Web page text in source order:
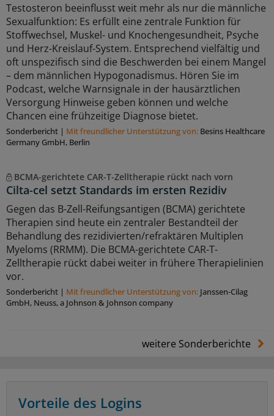
Testosteron beeinflusst weit mehr als nur die männliche
Sexualfunktion: Es erfüllt eine zentrale Funktion für
Stoffwechsel, Muskel- und Knochengesundheit, Psyche
und Herz-Kreislauf-System. Entsprechend vielfältig und
oft unspezifisch sind die Beschwerden bei einem Mangel
– dem männlichen Hypogonadismus. Hören Sie im
Podcast, welche Warnsignale in der hausärztlichen
Versorgung Hinweise geben können und welche
Chancen eine frühzeitige Diagnose bietet.
Sonderbericht | Mit freundlicher Unterstützung von: Besins Healthcare
Germany GmbH, Berlin
BCMA-gerichtete CAR-T-Zelltherapie rückt nach vorn
Cilta-cel setzt Standards im ersten Rezidiv
Gegen das B-Zell-Reifungsantigen (BCMA) gerichtete
Therapien sind heute ein zentraler Bestandteil der
Behandlung des rezidivierten/refraktären Multiplen
Myeloms (RRMM). Die BCMA-gerichtete CAR-T-
Zelltherapie rückt dabei weiter in frühere Therapielinien
vor.
Sonderbericht | Mit freundlicher Unterstützung von: Janssen-Cilag
GmbH, Neuss, a Johnson & Johnson company
weitere Sonderberichte
Vorteile des Logins